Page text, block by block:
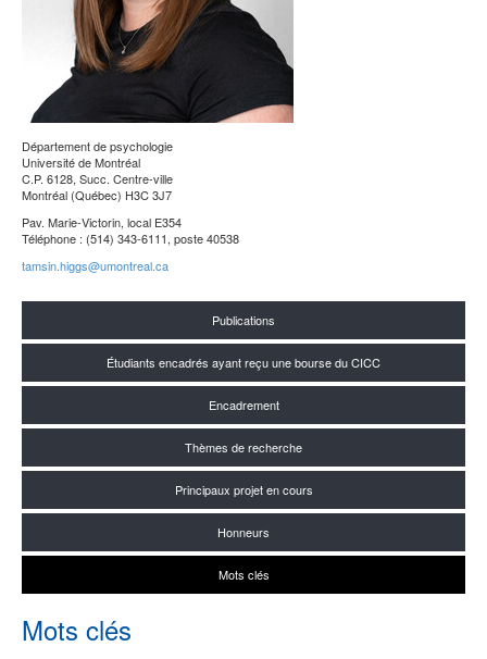
Département de psychologie
Université de Montréal
C.P. 6128, Succ. Centre-ville
Montréal (Québec) H3C 3J7
Pav. Marie-Victorin, local E354
Téléphone : (514) 343-6111, poste 40538
tamsin.higgs@umontreal.ca
Publications
Étudiants encadrés ayant reçu une bourse du CICC
Encadrement
Thèmes de recherche
Principaux projet en cours
Honneurs
Mots clés
Mots clés